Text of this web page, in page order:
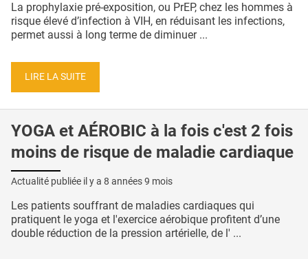
La prophylaxie pré-exposition, ou PrEP, chez les hommes à
risque élevé d’infection à VIH, en réduisant les infections,
permet aussi à long terme de diminuer ...
LIRE LA SUITE
YOGA et AÉROBIC à la fois c'est 2 fois
moins de risque de maladie cardiaque
Actualité publiée il y a 8 années 9 mois
Les patients souffrant de maladies cardiaques qui
pratiquent le yoga et l'exercice aérobique profitent d’une
double réduction de la pression artérielle, de l' ...